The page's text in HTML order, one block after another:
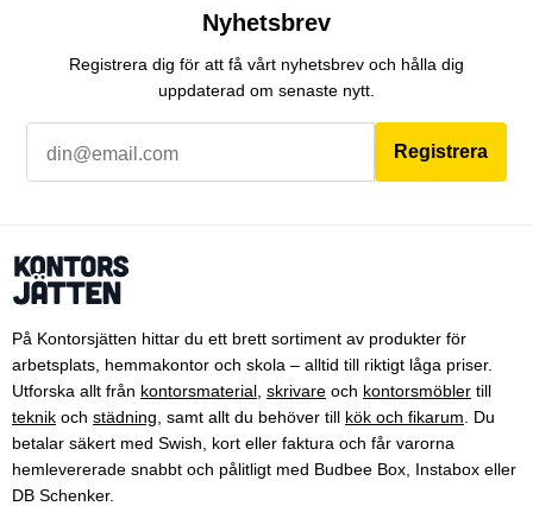
Nyhetsbrev
Registrera dig för att få vårt nyhetsbrev och hålla dig
uppdaterad om senaste nytt.
Registrera
På Kontorsjätten hittar du ett brett sortiment av produkter för
arbetsplats, hemmakontor och skola – alltid till riktigt låga priser.
Utforska allt från kontorsmaterial skrivare och kontorsmöbler till
teknik och städning , samt allt du behöver till kök och fikarum . Du
betalar säkert med Swish, kort eller faktura och får varorna
hemlevererade snabbt och pålitligt med Budbee Box, Instabox eller
DB Schenker.